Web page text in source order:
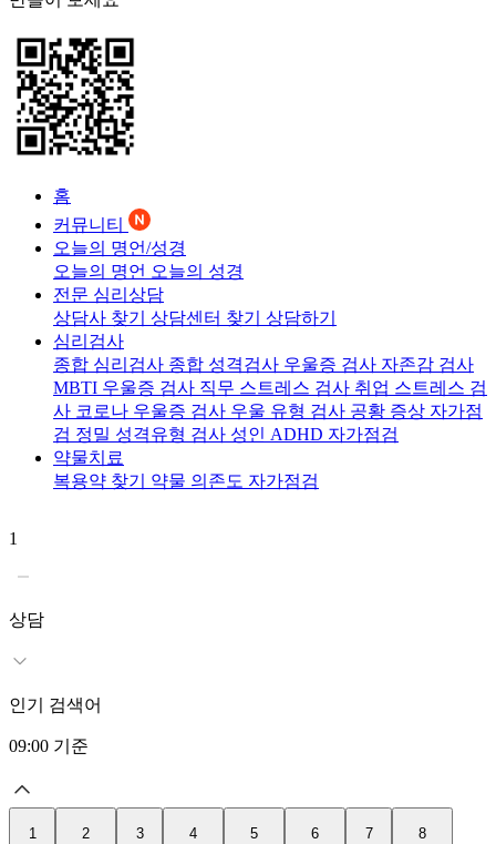
홈
커뮤니티
오늘의 명언/성경
오늘의 명언 오늘의 성경
전문 심리상담
상담사 찾기 상담센터 찾기 상담하기
심리검사
종합 심리검사 종합 성격검사 우울증 검사 자존감 검사
MBTI 우울증 검사 직무 스트레스 검사 취업 스트레스 검
사 코로나 우울증 검사 우울 유형 검사 공황 증상 자가점
검 정밀 성격유형 검사 성인 ADHD 자가점검
약물치료
복용약 찾기 약물 의존도 자가점검
1
상담
인기 검색어
09:00 기준
1 2 3 4 5 6 7 8